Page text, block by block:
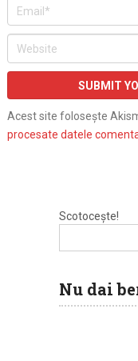
Acest site folosește
procesate datele
Scotocește!
Nu dai